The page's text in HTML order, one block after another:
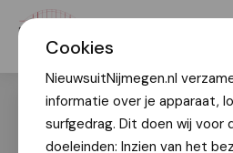
Cookies
NieuwsuitNijmegen.nl
informatie over je apparaat,
surfgedrag. Dit doen wij voor
doeleinden: Inzien van het